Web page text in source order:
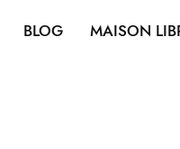
BLOG MAISON